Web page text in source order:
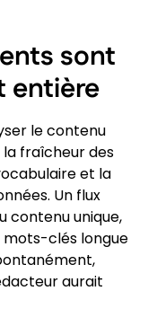
sont
entière
le contenu
la fraîcheur des
et la
Un flux
contenu unique,
clés longue
aurait